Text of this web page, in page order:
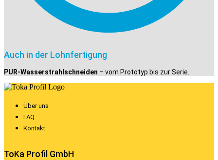
Auch in der Lohnfertigung
PUR-Wasserstrahlschneiden – vom Prototyp bis zur Serie.
Über uns
FAQ
Kontakt
ToKa Profil GmbH